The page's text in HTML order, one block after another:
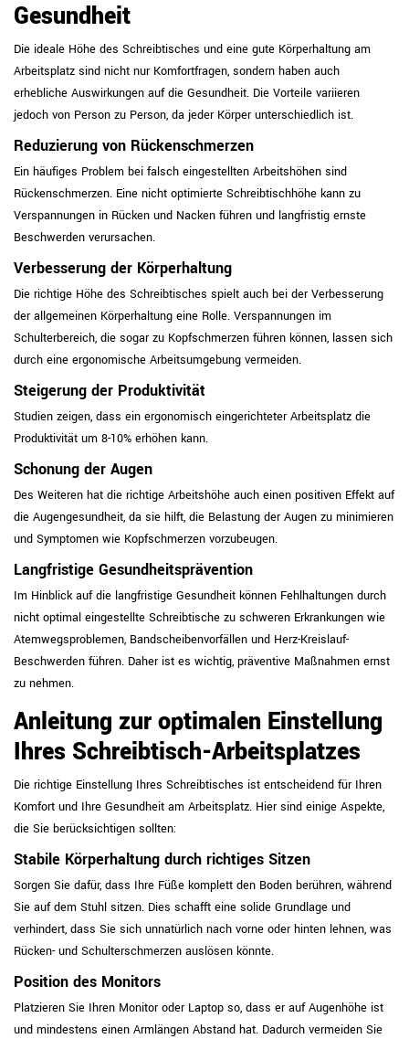
Gesundheit
Die ideale Höhe des Schreibtisches und eine gute Körperhaltung am
Arbeitsplatz sind nicht nur Komfortfragen, sondern haben auch
erhebliche Auswirkungen auf die Gesundheit. Die Vorteile variieren
jedoch von Person zu Person, da jeder Körper unterschiedlich ist.
Reduzierung von Rückenschmerzen
Ein häufiges Problem bei falsch eingestellten Arbeitshöhen sind
Rückenschmerzen. Eine nicht optimierte Schreibtischhöhe kann zu
Verspannungen in Rücken und Nacken führen und langfristig ernste
Beschwerden verursachen.
Verbesserung der Körperhaltung
Die richtige Höhe des Schreibtisches spielt auch bei der Verbesserung
der allgemeinen Körperhaltung eine Rolle. Verspannungen im
Schulterbereich, die sogar zu Kopfschmerzen führen können, lassen sich
durch eine ergonomische Arbeitsumgebung vermeiden.
Steigerung der Produktivität
Studien zeigen, dass ein ergonomisch eingerichteter Arbeitsplatz die
Produktivität um 8-10% erhöhen kann.
Schonung der Augen
Des Weiteren hat die richtige Arbeitshöhe auch einen positiven Effekt auf
die Augengesundheit, da sie hilft, die Belastung der Augen zu minimieren
und Symptomen wie Kopfschmerzen vorzubeugen.
Langfristige Gesundheitsprävention
Im Hinblick auf die langfristige Gesundheit können Fehlhaltungen durch
nicht optimal eingestellte Schreibtische zu schweren Erkrankungen wie
Atemwegsproblemen, Bandscheibenvorfällen und Herz-Kreislauf-
Beschwerden führen. Daher ist es wichtig, präventive Maßnahmen ernst
zu nehmen.
Anleitung zur optimalen Einstellung
Ihres Schreibtisch-Arbeitsplatzes
Die richtige Einstellung Ihres Schreibtisches ist entscheidend für Ihren
Komfort und Ihre Gesundheit am Arbeitsplatz. Hier sind einige Aspekte,
die Sie berücksichtigen sollten:
Stabile Körperhaltung durch richtiges Sitzen
Sorgen Sie dafür, dass Ihre Füße komplett den Boden berühren, während
Sie auf dem Stuhl sitzen. Dies schafft eine solide Grundlage und
verhindert, dass Sie sich unnatürlich nach vorne oder hinten lehnen, was
Rücken- und Schulterschmerzen auslösen könnte.
Position des Monitors
Platzieren Sie Ihren Monitor oder Laptop so, dass er auf Augenhöhe ist
und mindestens einen Armlängen Abstand hat. Dadurch vermeiden Sie